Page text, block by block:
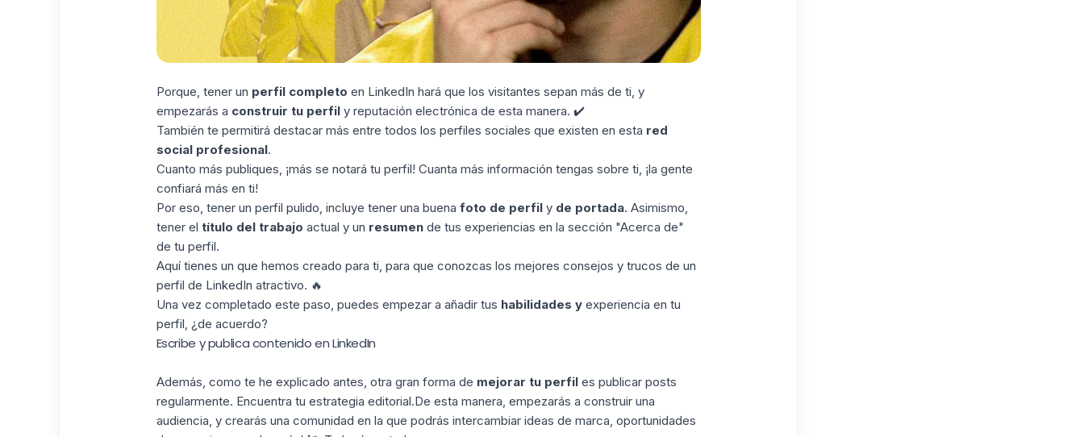
Porque, tener un perfil completo en LinkedIn hará que los visitantes sepan más de ti, y
empezarás a construir tu perfily reputación electrónica de esta manera. ✔️
También te permitirá destacar más entre todos los perfiles sociales que existen en esta red
social profesional.
Cuanto más publiques, ¡más se notará tu perfil! Cuanta más información tengas sobre ti, ¡la gente
confiará más en ti!
Por eso, tener un perfil pulido, incluye tener una buena foto de perfily de portada. Asimismo,
tener el título del trabajo actual y un resumende tus experiencias en la sección "Acerca de"
de tu perfil.
Aquí tienes un que hemos creado para ti, para que conozcas los mejores consejos y trucos de un
perfil de LinkedIn atractivo. 🔥
Una vez completado este paso, puedes empezar a añadir tus habilidades yexperiencia en tu
perfil, ¿de acuerdo?
Escribe y publica contenido en LinkedIn
Además, como te he explicado antes, otra gran forma de mejorar tu perfiles publicar posts
regularmente. Encuentra tu estrategia editorial.De esta manera, empezarás a construir una
audiencia, y crearás una comunidad en la que podrás intercambiar ideas de marca, oportunidades